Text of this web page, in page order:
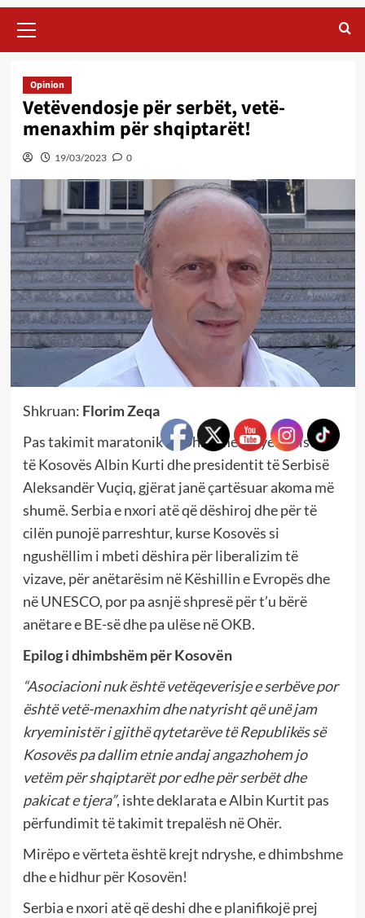
Menu
Opinion
Vetëvendosje për serbët, vetë-
menaxhim për shqiptarët!
19/03/2023 0
Shkruan: Florim Zeqa
Pas takimit maratonik të Ohrit mes kryeministrit
të Kosovës Albin Kurti dhe presidentit të Serbisë
Aleksandër Vuçiq, gjërat janë çartësuar akoma më
shumë. Serbia e nxori atë që dëshiroj dhe për të
cilën punojë parreshtur, kurse Kosovës si
ngushëllim i mbeti dëshira për liberalizim të
vizave, për anëtarësim në Këshillin e Evropës dhe
në UNESCO, por pa asnjë shpresë për t’u bërë
anëtare e BE-së dhe pa ulëse në OKB.
Epilog i dhimbshëm për Kosovën
“Asociacioni nuk është vetëqeverisje e serbëve por
është vetë-menaxhim dhe natyrisht që unë jam
kryeministër i gjithë qytetarëve të Republikës së
Kosovës pa dallim etnie andaj angazhohem jo
vetëm për shqiptarët por edhe për serbët dhe
pakicat e tjera”, ishte deklarata e Albin Kurtit pas
përfundimit të takimit trepalësh në Ohër.
Mirëpo e vërteta është krejt ndryshe, e dhimbshme
dhe e hidhur për Kosovën!
Serbia e nxori atë që deshi dhe e planifikojë prej